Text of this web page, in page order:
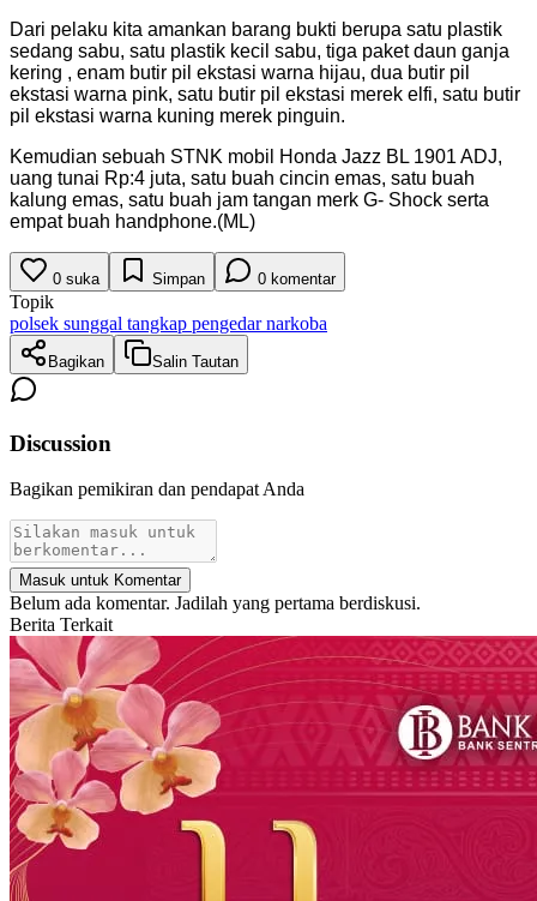
Dari pelaku kita amankan barang bukti berupa satu plastik
sedang sabu, satu plastik kecil sabu, tiga paket daun ganja
kering , enam butir pil ekstasi warna hijau, dua butir pil
ekstasi warna pink, satu butir pil ekstasi merek elfi, satu butir
pil ekstasi warna kuning merek pinguin.
Kemudian sebuah STNK mobil Honda Jazz BL 1901 ADJ,
uang tunai Rp:4 juta, satu buah cincin emas, satu buah
kalung emas, satu buah jam tangan merk G- Shock serta
empat buah handphone.(ML)
0 suka Simpan 0 komentar
Topik
polsek sunggal tangkap pengedar narkoba
Bagikan Salin Tautan
Discussion
Bagikan pemikiran dan pendapat Anda
Masuk untuk Komentar
Belum ada komentar. Jadilah yang pertama berdiskusi.
Berita Terkait